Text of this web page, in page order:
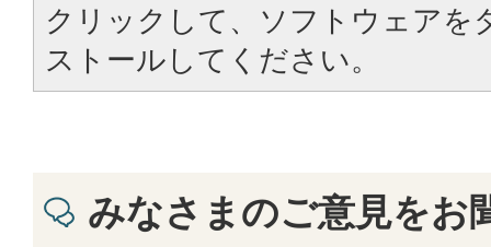
クリックして、ソフトウェアを
ストールしてください。
みなさまのご意見をお